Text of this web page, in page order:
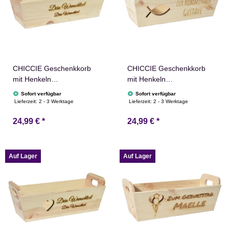
CHICCIE Geschenkkorb
mit Henkeln
Personalisierbar
Wunschtext 35x11x13cm
Geschenkidee Holzkiste
Personalisierung
Sofort verfügbar
Lieferzeit:2 - 3 Werktage
24,99 € *
CHICCIE Geschenkkorb
mit Henkeln
Personalisierbar
Wunschtext mit Fisch
Holz Geschenkidee
Sofort verfügbar
Lieferzeit:2 - 3 Werktage
24,99 € *
Auf Lager Auf Lager